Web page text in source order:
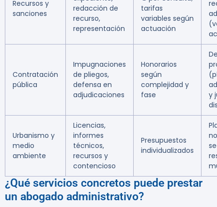
Recursos y
sanciones
redacción de
recurso,
representación
tarifas
variables según
actuación
Contratación
pública
Impugnaciones
de pliegos,
defensa en
adjudicaciones
Honorarios
según
complejidad y
fase
y
Urbanismo y
medio
ambiente
Licencias,
informes
técnicos,
recursos y
contencioso
Presupuestos
individualizados
¿Qué servicios concretos puede prestar
un abogado administrativo?